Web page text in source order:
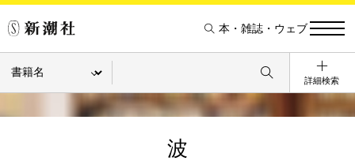
本・雑誌・ウェブ
詳細検索
波